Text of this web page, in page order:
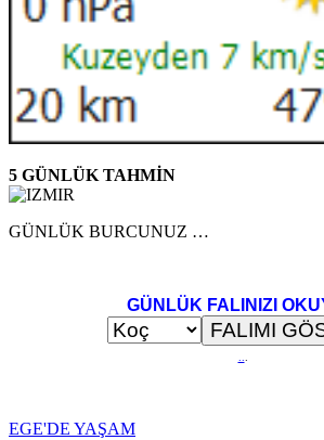
5 GÜNLÜK TAHMİN
GÜNLÜK BURCUNUZ …
GÜNLÜK FALINIZI
...
EGE'DE YAŞAM